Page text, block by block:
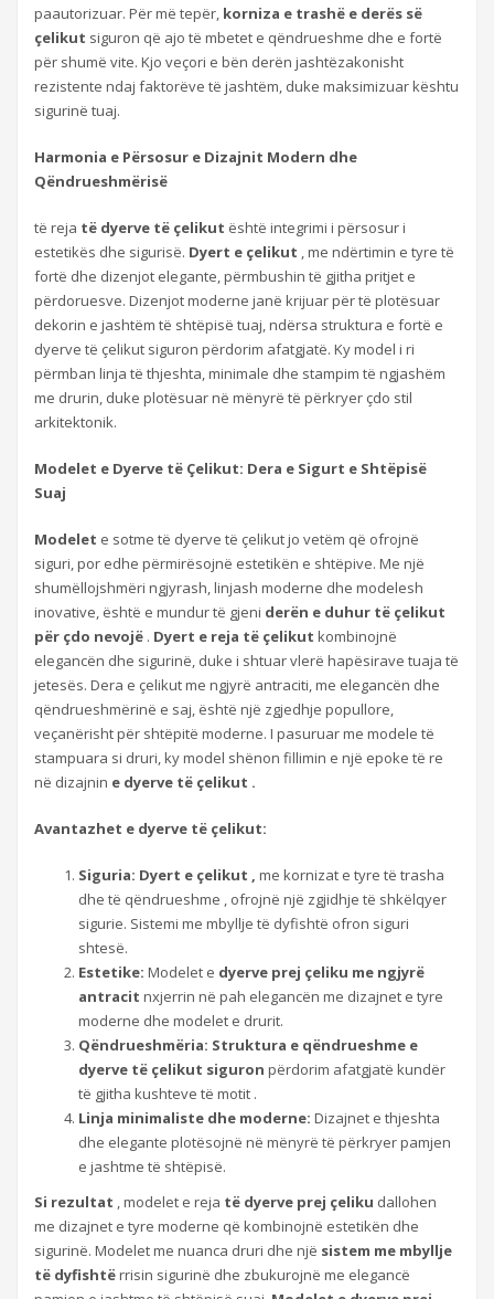
paautorizuar. Për më tepër, korniza e trashë e derës së
çelikut siguron që ajo të mbetet e qëndrueshme dhe e fortë
për shumë vite. Kjo veçori e bën derën jashtëzakonisht
rezistente ndaj faktorëve të jashtëm, duke maksimizuar kështu
sigurinë tuaj.
Harmonia e Përsosur e Dizajnit Modern dhe
Qëndrueshmërisë
të reja të dyerve të çelikut është integrimi i përsosur i
estetikës dhe sigurisë. Dyert e çelikut , me ndërtimin e tyre të
fortë dhe dizenjot elegante, përmbushin të gjitha pritjet e
përdoruesve. Dizenjot moderne janë krijuar për të plotësuar
dekorin e jashtëm të shtëpisë tuaj, ndërsa struktura e fortë e
dyerve të çelikut siguron përdorim afatgjatë. Ky model i ri
përmban linja të thjeshta, minimale dhe stampim të ngjashëm
me drurin, duke plotësuar në mënyrë të përkryer çdo stil
arkitektonik.
Modelet e Dyerve të Çelikut: Dera e Sigurt e Shtëpisë
Suaj
Modelet e sotme të dyerve të çelikut jo vetëm që ofrojnë
siguri, por edhe përmirësojnë estetikën e shtëpive. Me një
shumëllojshmëri ngjyrash, linjash moderne dhe modelesh
inovative, është e mundur të gjeni derën e duhur të çelikut
për çdo nevojë . Dyert e reja të çelikut kombinojnë
elegancën dhe sigurinë, duke i shtuar vlerë hapësirave tuaja të
jetesës. Dera e çelikut me ngjyrë antraciti, me elegancën dhe
qëndrueshmërinë e saj, është një zgjedhje popullore,
veçanërisht për shtëpitë moderne. I pasuruar me modele të
stampuara si druri, ky model shënon fillimin e një epoke të re
në dizajnin e dyerve të çelikut .
Avantazhet e dyerve të çelikut:
Siguria: Dyert e çelikut , me kornizat e tyre të trasha
dhe të qëndrueshme , ofrojnë një zgjidhje të shkëlqyer
sigurie. Sistemi me mbyllje të dyfishtë ofron siguri
shtesë.
Estetike: Modelet e dyerve prej çeliku me ngjyrë
antracit nxjerrin në pah elegancën me dizajnet e tyre
moderne dhe modelet e drurit.
Qëndrueshmëria: Struktura e qëndrueshme e
dyerve të çelikut siguron përdorim afatgjatë kundër
të gjitha kushteve të motit .
Linja minimaliste dhe moderne: Dizajnet e thjeshta
dhe elegante plotësojnë në mënyrë të përkryer pamjen
e jashtme të shtëpisë.
Si rezultat , modelet e reja të dyerve prej çeliku dallohen
me dizajnet e tyre moderne që kombinojnë estetikën dhe
sigurinë. Modelet me nuanca druri dhe një sistem me mbyllje
të dyfishtërrisin sigurinë dhe zbukurojnë me elegancë